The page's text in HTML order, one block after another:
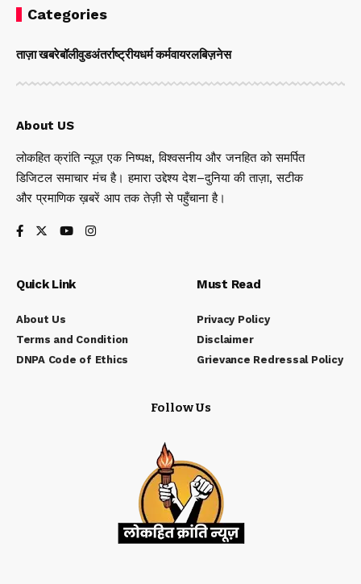
Categories
ताज़ा खबरेबॉलीवुडअंतर्राष्ट्रीयधर्म कर्मवायरलबिज़नेस
About US
लोकहित क्रांति न्यूज़ एक निष्पक्ष, विश्वसनीय और जनहित को समर्पित
डिजिटल समाचार मंच है। हमारा उद्देश्य देश–दुनिया की ताज़ा, सटीक
और प्रमाणिक ख़बरें आप तक तेज़ी से पहुँचाना है।
Quick Link
About Us
Terms and Condition
DNPA Code of Ethics
Must Read
Privacy Policy
Disclaimer
Grievance Redressal Policy
Follow Us